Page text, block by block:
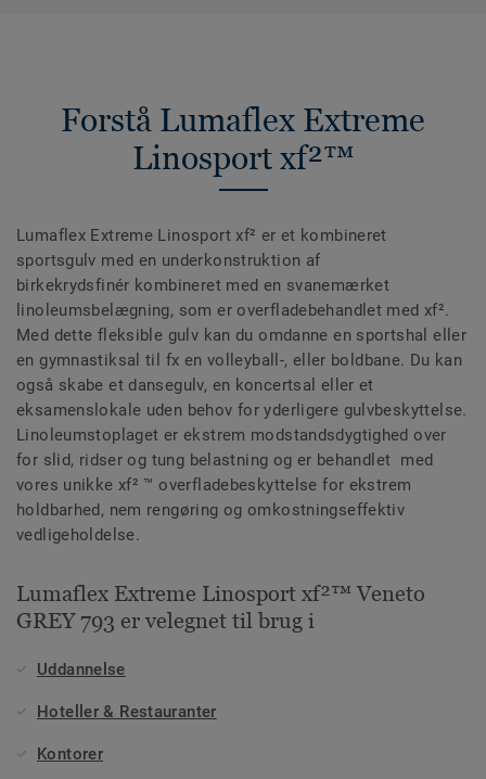
Forstå Lumaflex Extreme
Linosport xf²™
Lumaflex Extreme Linosport xf² er et kombineret
sportsgulv med en underkonstruktion af
birkekrydsfinér kombineret med en svanemærket
linoleumsbelægning, som er overfladebehandlet med xf².
Med dette fleksible gulv kan du omdanne en sportshal eller
en gymnastiksal til fx en volleyball-, eller boldbane. Du kan
også skabe et dansegulv, en koncertsal eller et
eksamenslokale uden behov for yderligere gulvbeskyttelse.
Linoleumstoplaget er ekstrem modstandsdygtighed over
for slid, ridser og tung belastning og er behandlet med
vores unikke xf² ™ overfladebeskyttelse for ekstrem
holdbarhed, nem rengøring og omkostningseffektiv
vedligeholdelse.
Lumaflex Extreme Linosport xf²™ Veneto
GREY 793 er velegnet til brug i
Uddannelse
Hoteller & Restauranter
Kontorer